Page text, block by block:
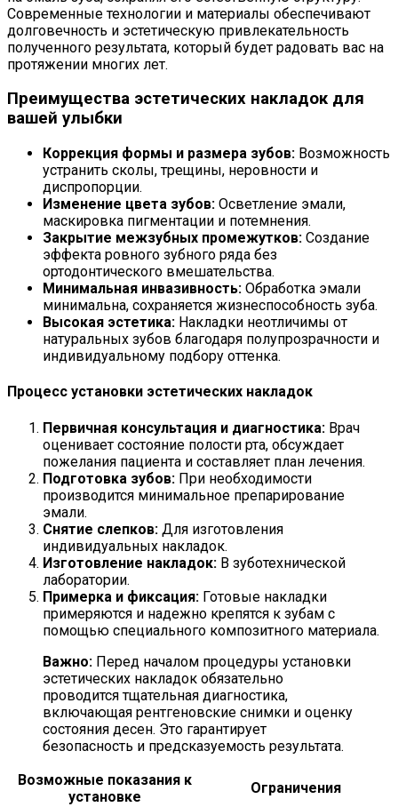
Современные технологии и материалы обеспечивают
долговечность и эстетическую привлекательность
полученного результата, который будет радовать вас на
протяжении многих лет.
Преимущества эстетических накладок для
вашей улыбки
Коррекция формы и размера зубов: Возможность
устранить сколы, трещины, неровности и
диспропорции.
Изменение цвета зубов: Осветление эмали,
маскировка пигментации и потемнения.
Закрытие межзубных промежутков: Создание
эффекта ровного зубного ряда без
ортодонтического вмешательства.
Минимальная инвазивность: Обработка эмали
минимальна, сохраняется жизнеспособность зуба.
Высокая эстетика: Накладки неотличимы от
натуральных зубов благодаря полупрозрачности и
индивидуальному подбору оттенка.
Процесс установки эстетических накладок
Первичная консультация и диагностика: Врач
оценивает состояние полости рта, обсуждает
пожелания пациента и составляет план лечения.
Подготовка зубов: При необходимости
производится минимальное препарирование
эмали.
Снятие слепков: Для изготовления
индивидуальных накладок.
Изготовление накладок: В зуботехнической
лаборатории.
Примерка и фиксация: Готовые накладки
примеряются и надежно крепятся к зубам с
помощью специального композитного материала.
Важно: Перед началом процедуры установки
эстетических накладок обязательно
проводится тщательная диагностика,
включающая рентгеновские снимки и оценку
состояния десен. Это гарантирует
безопасность и предсказуемость результата.
Возможные показания к
установке
Ограничения